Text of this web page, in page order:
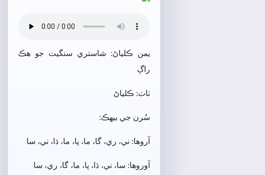
يمن ڪلياڻ: شاستري سنگيت جو ھڪ
راڳ
ٺاٺ: ڪلياڻ
سُرن جي بيھڪ:
آروھا: ني، ري، گا، ما، پا، ما، ڌا، ني، سا
آوروھا: سا، ني، ڌا، پا، ما، گا، ري، سا